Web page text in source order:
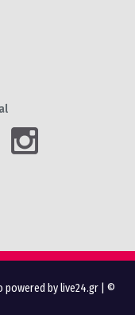
powered by live24.gr | ©